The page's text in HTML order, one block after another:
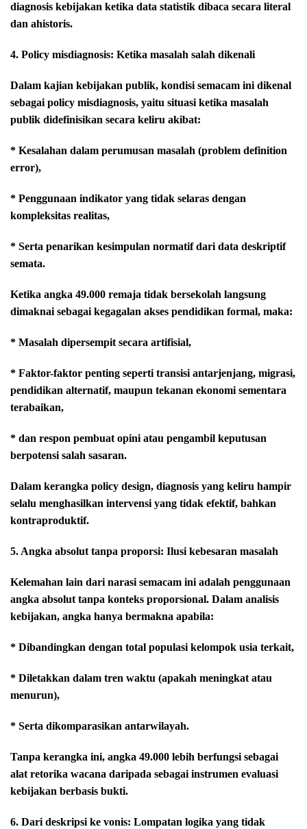
diagnosis kebijakan ketika data statistik dibaca secara literal
dan ahistoris.
4. Policy misdiagnosis: Ketika masalah salah dikenali
Dalam kajian kebijakan publik, kondisi semacam ini dikenal
sebagai policy misdiagnosis, yaitu situasi ketika masalah
publik didefinisikan secara keliru akibat:
* Kesalahan dalam perumusan masalah (problem definition
error),
* Penggunaan indikator yang tidak selaras dengan
kompleksitas realitas,
* Serta penarikan kesimpulan normatif dari data deskriptif
semata.
Ketika angka 49.000 remaja tidak bersekolah langsung
dimaknai sebagai kegagalan akses pendidikan formal, maka:
* Masalah dipersempit secara artifisial,
* Faktor-faktor penting seperti transisi antarjenjang, migrasi,
pendidikan alternatif, maupun tekanan ekonomi sementara
terabaikan,
* dan respon pembuat opini atau pengambil keputusan
berpotensi salah sasaran.
Dalam kerangka policy design, diagnosis yang keliru hampir
selalu menghasilkan intervensi yang tidak efektif, bahkan
kontraproduktif.
5. Angka absolut tanpa proporsi: Ilusi kebesaran masalah
Kelemahan lain dari narasi semacam ini adalah penggunaan
angka absolut tanpa konteks proporsional. Dalam analisis
kebijakan, angka hanya bermakna apabila:
* Dibandingkan dengan total populasi kelompok usia terkait,
* Diletakkan dalam tren waktu (apakah meningkat atau
menurun),
* Serta dikomparasikan antarwilayah.
Tanpa kerangka ini, angka 49.000 lebih berfungsi sebagai
alat retorika wacana daripada sebagai instrumen evaluasi
kebijakan berbasis bukti.
6. Dari deskripsi ke vonis: Lompatan logika yang tidak